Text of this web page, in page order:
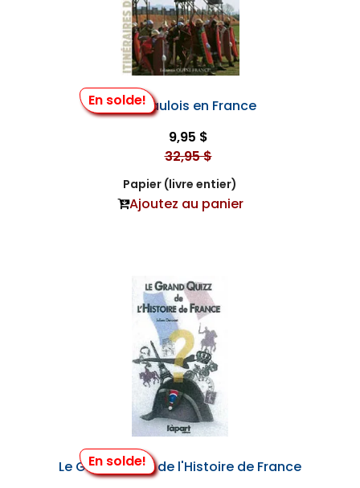
En solde!
Sites Gaulois en France
9,95 $
32,95 $
Papier (livre entier)
Ajoutez au panier
En solde!
Le Grand Quizz de l'Histoire de France